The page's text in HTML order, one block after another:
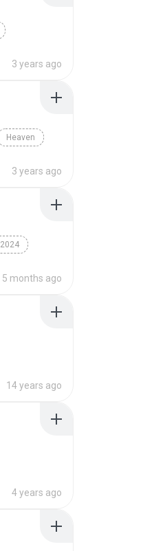
3 years ago
Heaven
3 years ago
2024
5 months ago
14 years ago
4 years ago